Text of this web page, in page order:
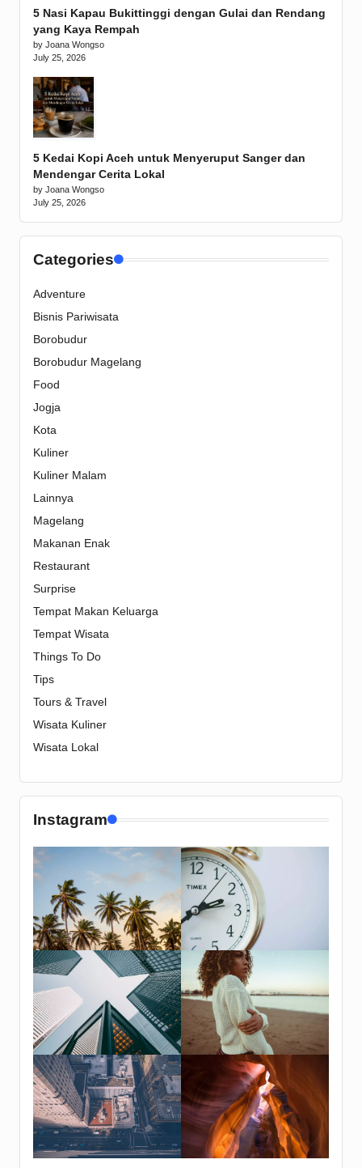
5 Nasi Kapau Bukittinggi dengan Gulai dan Rendang
yang Kaya Rempah
by Joana Wongso
July 25, 2026
5 Kedai Kopi Aceh untuk Menyeruput Sanger dan
Mendengar Cerita Lokal
by Joana Wongso
July 25, 2026
Categories
Adventure
Bisnis Pariwisata
Borobudur
Borobudur Magelang
Food
Jogja
Kota
Kuliner
Kuliner Malam
Lainnya
Magelang
Makanan Enak
Restaurant
Surprise
Tempat Makan Keluarga
Tempat Wisata
Things To Do
Tips
Tours & Travel
Wisata Kuliner
Wisata Lokal
Instagram